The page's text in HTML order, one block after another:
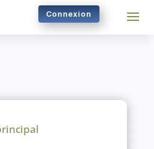
Connexion